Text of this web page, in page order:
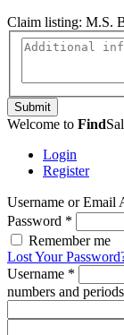
Claim listing: M.S.
Submit
Welcome to Find
Login
Register
Username or Email
Password *
Remember me
Lost Your
Username *
numbers and